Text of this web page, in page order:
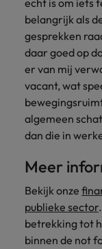
echt is om iets
belangrijk als
gesprekken
daar goed op
er van mij
vacant, wat
algemeen
dan die in
Meer
Bekijk onze
publieke sector
betrekking tot
binnen de not